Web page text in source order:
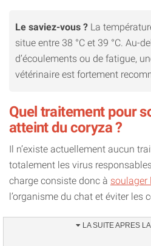
Le saviez-vous ? La
situe entre 38 °C et 39 °C. Au-
d’écoulements ou de fatigue,
vétérinaire est fortement
Quel traitement pour
atteint du coryza ?
Il n’existe actuellement aucun
totalement les virus
charge consiste donc à soulager
l’organisme du chat et éviter les